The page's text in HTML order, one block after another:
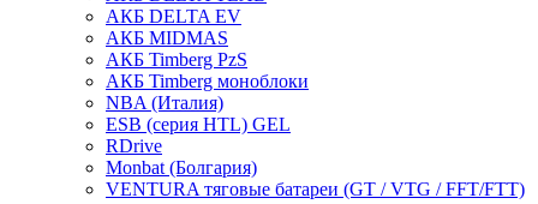
АКБ DELTA EV
АКБ MIDMAS
АКБ Timberg PzS
АКБ Timberg моноблоки
NBA (Италия)
ESB (серия HTL) GEL
RDrive
Monbat (Болгария)
VENTURA тяговые батареи (GT / VTG / FFT/FTT)